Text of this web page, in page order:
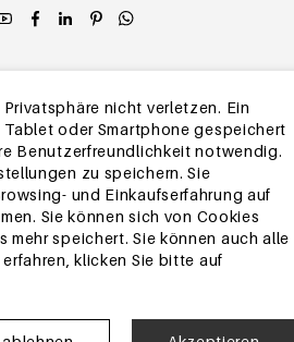
nicht verletzen. Ein
oder Smartphone gespeichert
Benutzerfreundlichkeit notwendig.
zu speichern. Sie
und Einkaufserfahrung auf
Sie können sich von Cookies
speichert. Sie können auch alle
klicken Sie bitte auf
app